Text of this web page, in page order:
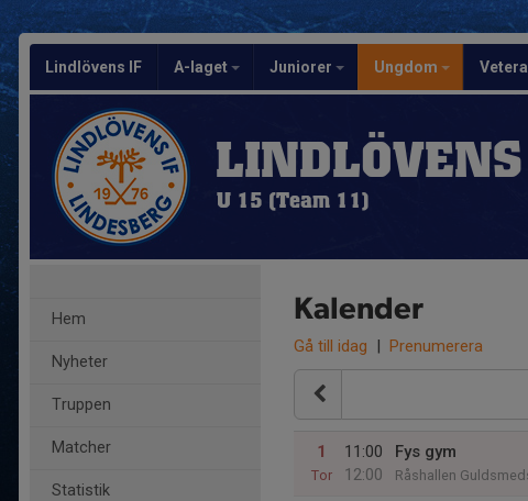
Lindlövens IF A-laget Juniorer Ungdom
U 15 (Team 11)
Hem
Nyheter
Truppen
Matcher
Statistik
Kalender
Gå till idag | Prenumerera
1
Tor
11:00
12:00
Fys gym
Råshallen